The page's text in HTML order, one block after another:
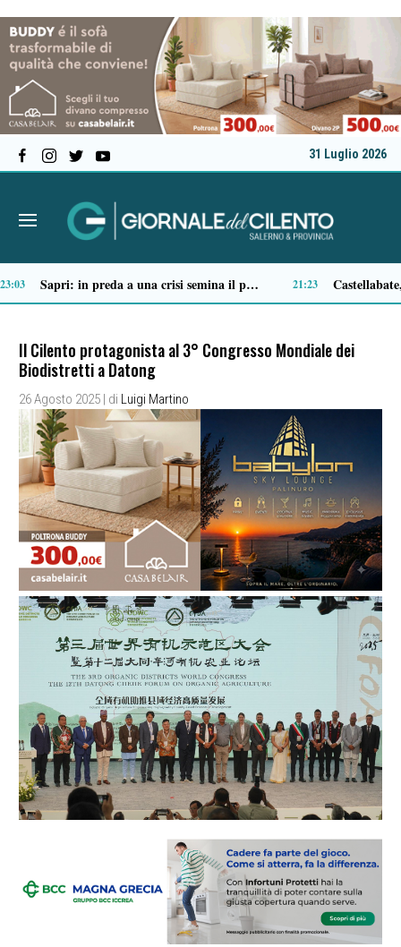
31 Luglio 2026
Tortorella celebra la Fiera di San Basilio: tra antichi mestieri, bestiame e la musica della Bandabardò 14:49
Il Cilento protagonista al 3° Congresso Mondiale dei
Biodistretti a Datong
26 Agosto 2025 | di Luigi Martino